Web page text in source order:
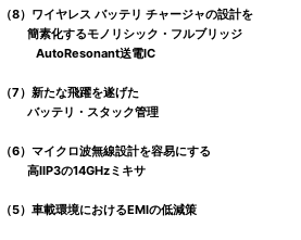
（8）ワイヤレス バッテリ チャージャの設計を
簡素化するモノリシック・フルブリッジ
AutoResonant送電IC
（7）新たな飛躍を遂げた
バッテリ・スタック管理
（6）マイクロ波無線設計を容易にする
高IIP3の14GHzミキサ
（5）車載環境におけるEMIの低減策